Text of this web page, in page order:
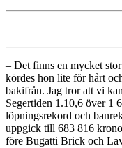
– Det finns en mycket
kördes hon lite för hårt
bakifrån. Jag tror att vi
Segertiden 1.10,6 över 1
löpningsrekord och
uppgick till 683 816
före Bugatti Brick och